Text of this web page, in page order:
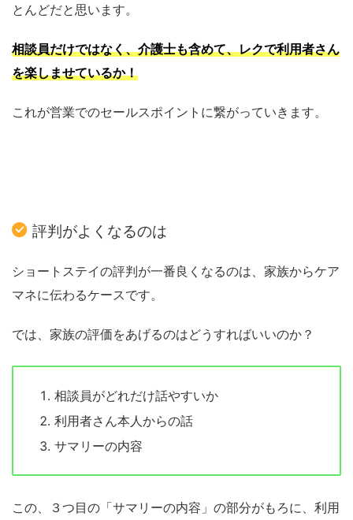
とんどだと思います。
相談員だけではなく、介護士も含めて、レクで利用者さん
を楽しませているか！
これが営業でのセールスポイントに繋がっていきます。
評判がよくなるのは
ショートステイの評判が一番良くなるのは、家族からケア
マネに伝わるケースです。
では、家族の評価をあげるのはどうすればいいのか？
相談員がどれだけ話やすいか
利用者さん本人からの話
サマリーの内容
この、３つ目の「サマリーの内容」の部分がもろに、利用